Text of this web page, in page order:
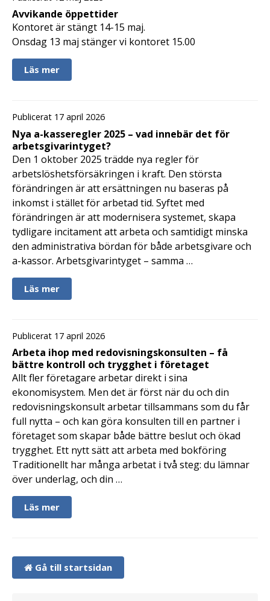
Avvikande öppettider
Kontoret är stängt 14-15 maj.
Onsdag 13 maj stänger vi kontoret 15.00
Läs mer
Publicerat 17 april 2026
Nya a-kasseregler 2025 – vad innebär det för
arbetsgivarintyget?
Den 1 oktober 2025 trädde nya regler för
arbetslöshetsförsäkringen i kraft. Den största
förändringen är att ersättningen nu baseras på
inkomst i stället för arbetad tid. Syftet med
förändringen är att modernisera systemet, skapa
tydligare incitament att arbeta och samtidigt minska
den administrativa bördan för både arbetsgivare och
a-kassor. Arbetsgivarintyget – samma …
Läs mer
Publicerat 17 april 2026
Arbeta ihop med redovisningskonsulten – få
bättre kontroll och trygghet i företaget
Allt fler företagare arbetar direkt i sina
ekonomisystem. Men det är först när du och din
redovisningskonsult arbetar tillsammans som du får
full nytta – och kan göra konsulten till en partner i
företaget som skapar både bättre beslut och ökad
trygghet. Ett nytt sätt att arbeta med bokföring
Traditionellt har många arbetat i två steg: du lämnar
över underlag, och din …
Läs mer
Gå till startsidan